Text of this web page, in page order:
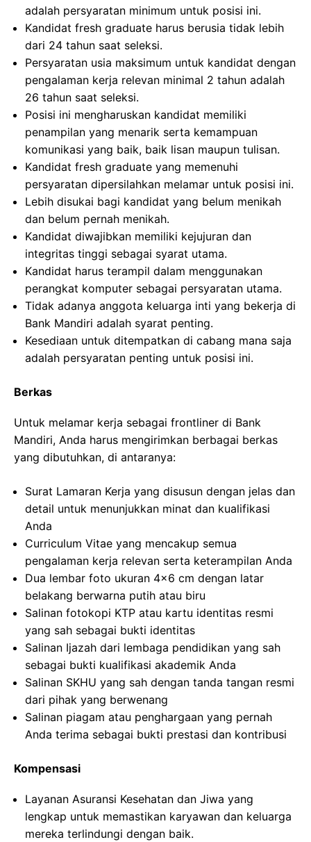
adalah persyaratan minimum untuk posisi ini.
Kandidat fresh graduate harus berusia tidak lebih
dari 24 tahun saat seleksi.
Persyaratan usia maksimum untuk kandidat dengan
pengalaman kerja relevan minimal 2 tahun adalah
26 tahun saat seleksi.
Posisi ini mengharuskan kandidat memiliki
penampilan yang menarik serta kemampuan
komunikasi yang baik, baik lisan maupun tulisan.
Kandidat fresh graduate yang memenuhi
persyaratan dipersilahkan melamar untuk posisi ini.
Lebih disukai bagi kandidat yang belum menikah
dan belum pernah menikah.
Kandidat diwajibkan memiliki kejujuran dan
integritas tinggi sebagai syarat utama.
Kandidat harus terampil dalam menggunakan
perangkat komputer sebagai persyaratan utama.
Tidak adanya anggota keluarga inti yang bekerja di
Bank Mandiri adalah syarat penting.
Kesediaan untuk ditempatkan di cabang mana saja
adalah persyaratan penting untuk posisi ini.
Berkas
Untuk melamar kerja sebagai frontliner di Bank
Mandiri, Anda harus mengirimkan berbagai berkas
yang dibutuhkan, di antaranya:
Surat Lamaran Kerja yang disusun dengan jelas dan
detail untuk menunjukkan minat dan kualifikasi
Anda
Curriculum Vitae yang mencakup semua
pengalaman kerja relevan serta keterampilan Anda
Dua lembar foto ukuran 4×6 cm dengan latar
belakang berwarna putih atau biru
Salinan fotokopi KTP atau kartu identitas resmi
yang sah sebagai bukti identitas
Salinan Ijazah dari lembaga pendidikan yang sah
sebagai bukti kualifikasi akademik Anda
Salinan SKHU yang sah dengan tanda tangan resmi
dari pihak yang berwenang
Salinan piagam atau penghargaan yang pernah
Anda terima sebagai bukti prestasi dan kontribusi
Kompensasi
Layanan Asuransi Kesehatan dan Jiwa yang
lengkap untuk memastikan karyawan dan keluarga
mereka terlindungi dengan baik.